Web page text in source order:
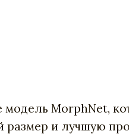
MorphNet,
и лучшую